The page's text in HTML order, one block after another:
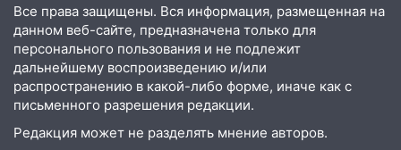
спортивные объекты в Старой Майне
21:01 Ульяновцев приглашают сдать
кровь: День донора пройдёт 6 августа
20:17 Ульяновская область девятую
неделю подряд удерживает самые
низкие цены на подсолнечное масло
Все права защищены. Вся информация, размещенная на
данном веб-сайте, предназначена только для
персонального пользования и не подлежит
дальнейшему воспроизведению и/или
распространению в какой-либо форме, иначе как с
письменного разрешения редакции.
Редакция может не разделять мнение авторов.